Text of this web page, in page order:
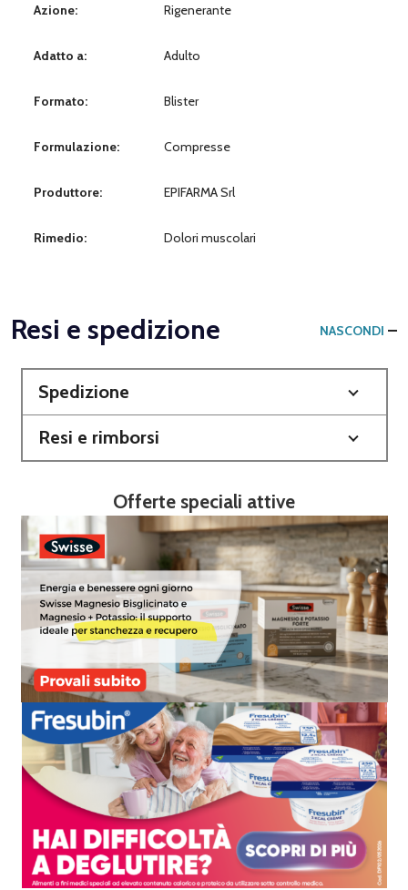
Azione: Rigenerante
Adatto a: Adulto
Formato: Blister
Formulazione: Compresse
Produttore: EPIFARMA Srl
Rimedio: Dolori muscolari
Resi e spedizione NASCONDI
Spedizione
Resi e rimborsi
Offerte speciali attive